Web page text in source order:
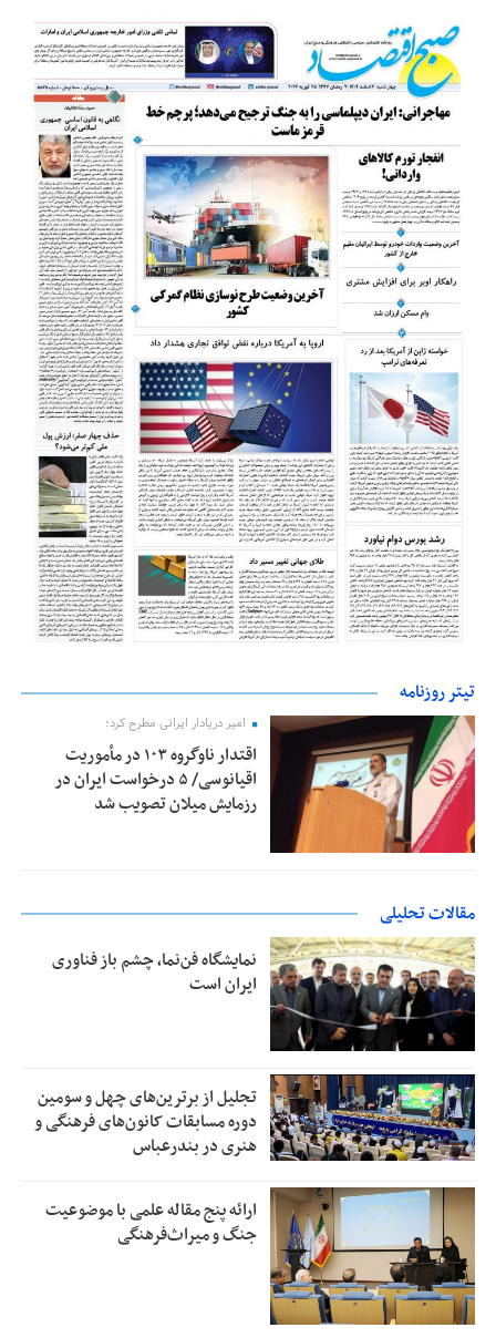
تیتر روزنامه
امیر دریادار ایرانی مطرح کرد؛
اقتدار ناوگروه ۱۰۳ در مأموریت‌
اقیانوسی/ ۵ درخواست ایران در
رزمایش میلان تصویب شد
مقالات تحلیلی
نمایشگاه فن‌نما، چشم باز فناوری
ایران است
تجلیل از بر‌ترین‌های چهل و سومین
دوره مسابقات کانون‌های فرهنگی و
هنری در بندرعباس
ارائه پنج مقاله علمی با موضوعیت
جنگ و میراث‌فرهنگی